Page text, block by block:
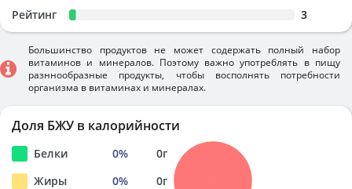
Рейтинг 3
Большинство продуктов не может содержать полный набор
витаминов и минералов. Поэтому важно употреблять в пищу
разннообразные продукты, чтобы восполнять потребности
организма в витаминах и минералах.
Доля БЖУ в калорийности
Белки 0% 0г
Жиры
0% 0г